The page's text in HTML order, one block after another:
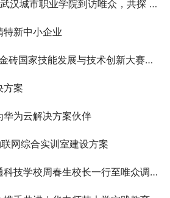
学院到访唯众，共探 AI心理健康校企合作新路径
特新中小企业
家技能发展与技术创新大赛进行时！
方案
为云解决方案伙伴
网综合实训室建设方案
学校周春生校长一行至唯众调研交流